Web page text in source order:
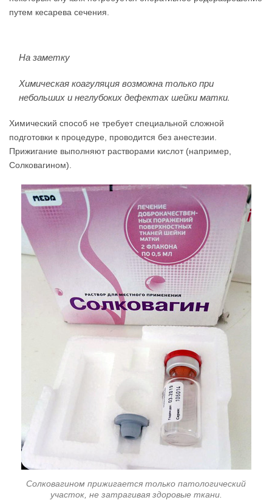
путем кесарева сечения.
На заметку
Химическая коагуляция возможна только при
небольших и неглубоких дефектах шейки матки.
Химический способ не требует специальной сложной
подготовки к процедуре, проводится без анестезии.
Прижигание выполняют растворами кислот (например,
Солковагином).
Солковагином прижигается только патологический
участок, не затрагивая здоровые ткани.